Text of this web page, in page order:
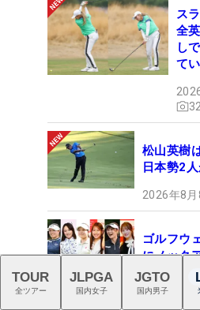
ス
全
し
て
32
松山英樹
日本勢2
2026年8
ゴルフウ
にノック
した「ド
ロ」神10
TOUR
全ツアー
JLPGA
国内女子
JGTO
国内男子